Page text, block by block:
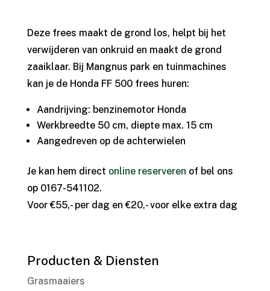
Deze frees maakt de grond los, helpt bij het
verwijderen van onkruid en maakt de grond
zaaiklaar. Bij Mangnus park en tuinmachines
kan je de Honda FF 500 frees huren:
Aandrijving: benzinemotor Honda
Werkbreedte 50 cm, diepte max. 15 cm
Aangedreven op de achterwielen
Je kan hem direct online reserveren of bel ons
op 0167-541102.
Voor €55,- per dag en €20,- voor elke extra dag
Producten & Diensten
Grasmaaiers